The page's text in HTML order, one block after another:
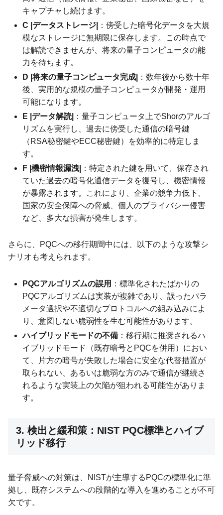
キャプチャし続けます。
C |データストレージ|
：傍受した暗号化データを大規
模なストレージに無期限に保存します。この時点で
は解読できませんが、将来の量子コンピュータの能
力を待ちます。
D |将来の量子コンピュータ完成|
：数年後から数十年
後、実用的な規模の量子コンピュータが開発・運用
可能になります。
E |データ解読| ：量子コンピュータ上でShorのアルゴ
リズムを実行し、過去に傍受した通信の暗号鍵
（RSA秘密鍵やECC秘密鍵）を効率的に特定しま
す。
F |機密情報漏洩|
：特定された鍵を用いて、保存され
ていた過去の暗号化通信データを復号し、機密情報
が暴露されます。これにより、企業の競争力低下、
国家の安全保障への脅威、個人のプライバシー侵害
など、多大な損害が発生します。
さらに、PQCへの移行期間中には、以下のような攻撃シ
ナリオも考えられます。
PQCアルゴリズムの誤用 ：標準化されたばかりの
PQCアルゴリズムは実装が複雑であり、誤ったパラ
メータ選択や不適切なプロトコルへの組み込みによ
り、意図しない脆弱性を生む可能性があります。
ハイブリッドモードの不備 ：移行期に推奨されるハ
イブリッドモード（既存暗号とPQCを併用）におい
て、片方の暗号が失敗した場合に安全な代替措置が
取られない、あるいは脆弱な方のみで通信が継続さ
れるような実装上の欠陥が狙われる可能性がありま
す。
3. 検出と緩和策：NIST PQC標準とハイブ
リッド移行
量子脅威への対策は、NISTが主導するPQCの標準化に準
拠し、既存システムへの段階的な導入を進めることが不可
欠です。